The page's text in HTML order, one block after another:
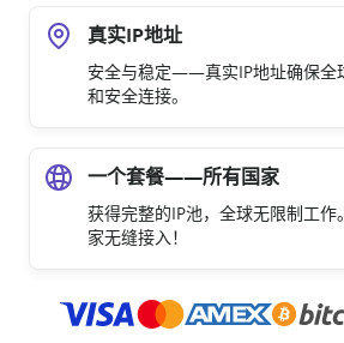
真实IP地址
安全与稳定——真实IP地址确保全
和安全连接。
一个套餐——所有国家
获得完整的IP池，全球无限制工作
家无缝接入！